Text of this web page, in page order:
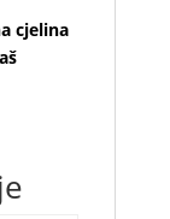
cjelina